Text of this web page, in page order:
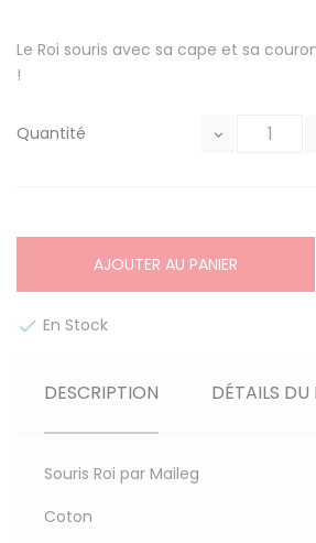
Le Roi souris avec sa cape et sa
!
Quantité
AJOUTER AU PANIER
 En Stock
DESCRIPTION DÉTAILS
Souris Roi par Maileg
Coton